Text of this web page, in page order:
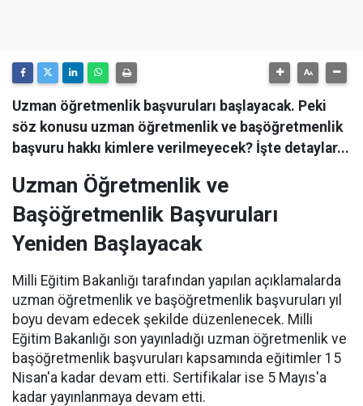
Uzman öğretmenlik başvuruları başlayacak. Peki
söz konusu uzman öğretmenlik ve başöğretmenlik
başvuru hakkı kimlere verilmeyecek? İşte detaylar...
Uzman Öğretmenlik ve
Başöğretmenlik Başvuruları
Yeniden Başlayacak
Milli Eğitim Bakanlığı tarafından yapılan açıklamalarda
uzman öğretmenlik ve başöğretmenlik başvuruları yıl
boyu devam edecek şekilde düzenlenecek. Milli
Eğitim Bakanlığı son yayınladığı uzman öğretmenlik ve
başöğretmenlik başvuruları kapsamında eğitimler 15
Nisan'a kadar devam etti. Sertifikalar ise 5 Mayıs'a
kadar yayınlanmaya devam etti.